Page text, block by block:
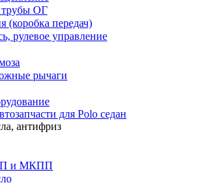
трубы ОГ
(коробка передач)
рулевое управление
рычаги
для Polo седан
антифриз
и МКПП